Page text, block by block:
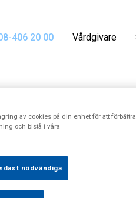
406 20 00 Vårdgivare
av cookies på din enhet för att förbättra
och bistå i våra
nödvändiga